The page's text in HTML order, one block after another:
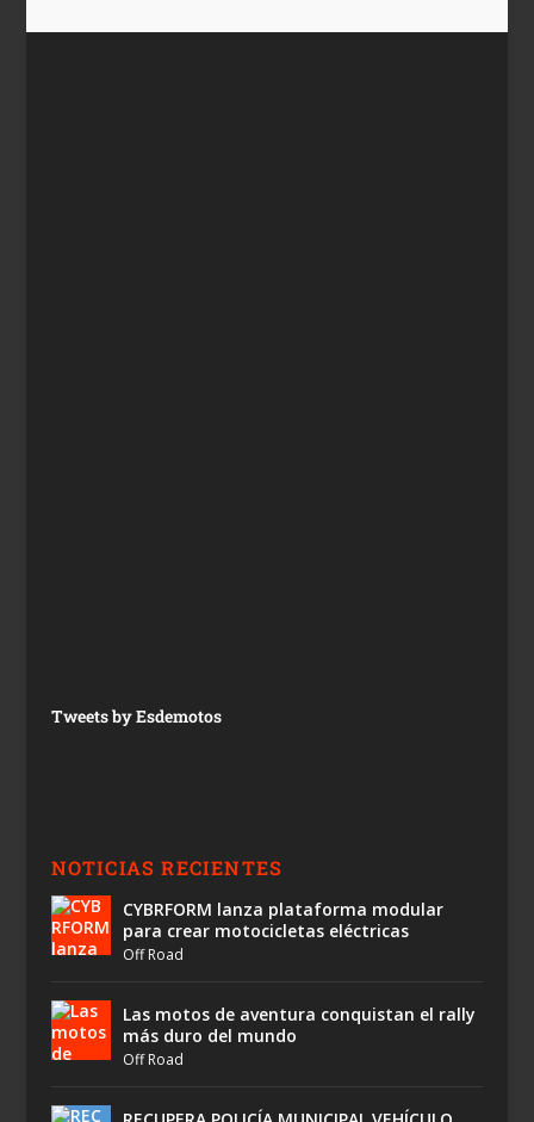
Tweets by Esdemotos
NOTICIAS RECIENTES
CYBRFORM lanza plataforma modular
para crear motocicletas eléctricas
Off Road
Las motos de aventura conquistan el rally
más duro del mundo
Off Road